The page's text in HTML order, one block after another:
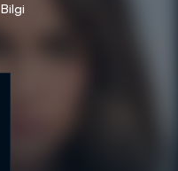
Bilgi